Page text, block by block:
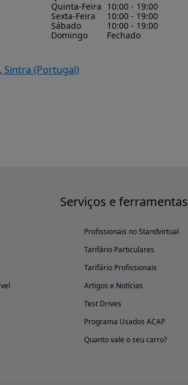
Quinta-Feira 10:00 - 19:00
Sexta-Feira
10:00 - 19:00
Sábado
10:00 - 19:00
Domingo
Fechado
Sintra (Portugal)
Serviços e ferramentas
Profissionais no Standvirtual
Tarifário Particulares
Tarifário Profissionais
Artigos e Notícias
Test Drives
Programa Usados ACAP
Quanto vale o seu carro?